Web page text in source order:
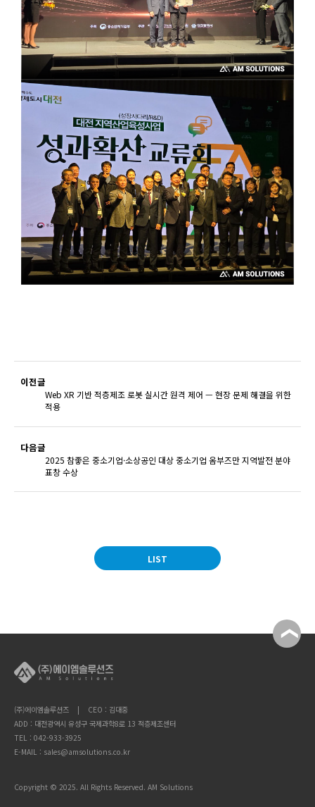
이전글
Web XR 기반 적층제조 로봇 실시간 원격 제어 — 현장 문제 해결을 위한
적용
다음글
2025 참좋은 중소기업·소상공인 대상 중소기업 옴부즈만 지역발전 분야
표창 수상
LIST
(주)에이엠솔루션즈 | CEO : 김대중
ADD : 대전광역시 유성구 국제과학8로 13 적층제조센터
TEL : 042-933-3925
E-MAIL : sales@amsolutions.co.kr
Copyright © 2025. All Rights Reserved. AM Solutions